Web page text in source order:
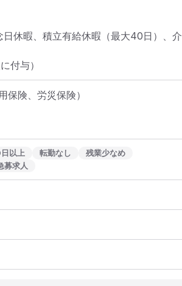
休暇、積立有給休暇（最大40日）、介
付与）
険、労災保険）
以上 転勤なし
残業少なめ
募求人